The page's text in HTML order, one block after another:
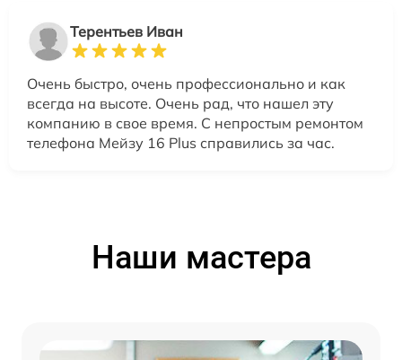
Терентьев Иван
Очень быстро, очень профессионально и как
всегда на высоте. Очень рад, что нашел эту
компанию в свое время. С непростым ремонтом
телефона Мейзу 16 Plus справились за час.
Наши мастера